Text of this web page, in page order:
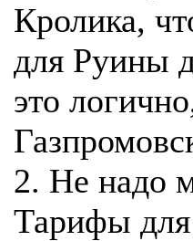
Кролика,
для Руины
это
2. Не надо
Тарифы для